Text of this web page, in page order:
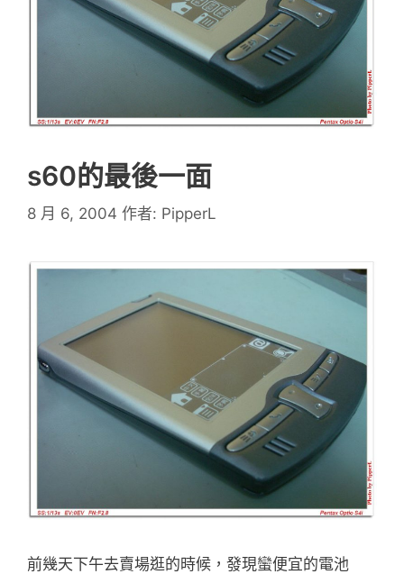
s60的最後一面
8 月 6, 2004 作者: PipperL
前幾天下午去賣場逛的時候，發現蠻便宜的電池